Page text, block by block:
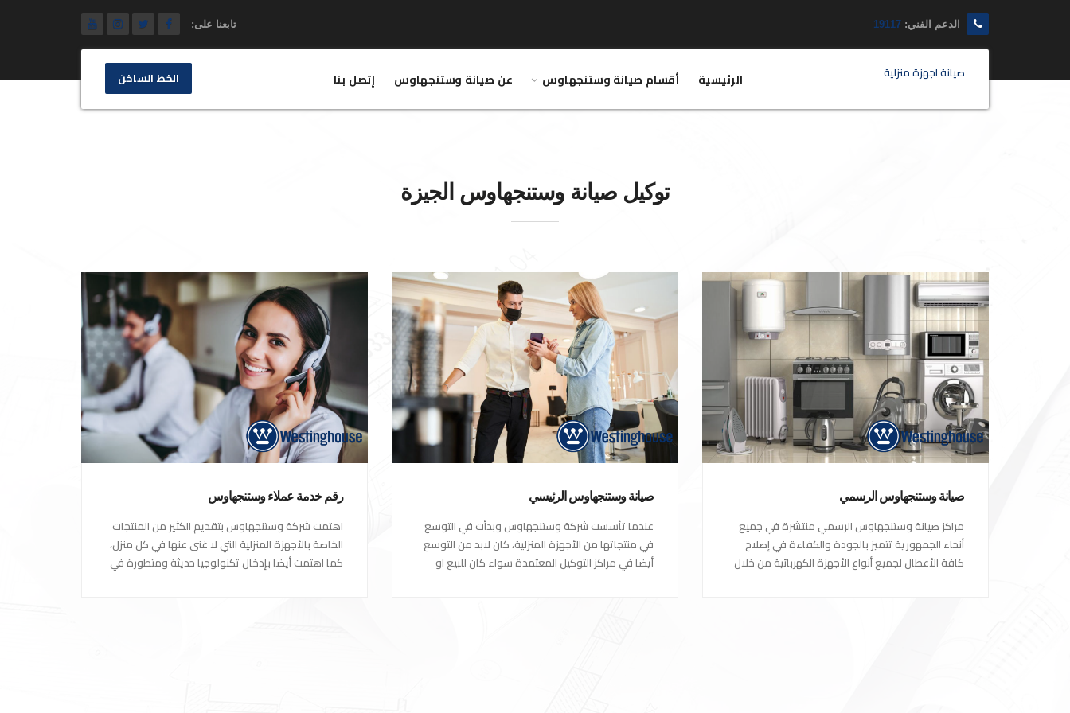
الدعم الفني: 19117 تابعنا على:
صيانة اجهزة منزلية الرئيسية أقسام صيانة وستنجهاوس عن صيانة وستنجهاوس إتصل بنا الخط الساخن
توكيل صيانة وستنجهاوس الجيزة
صيانة وستنجهاوس الرسمي
مراكز صيانة وستنجهاوس الرسمي منتشرة في جميع
أنحاء الجمهورية تتميز بالجودة والكفاءة في إصلاح
كافة الأعطال لجميع أنواع الأجهزة الكهربائية من خلال
صيانة وستنجهاوس الرئيسي
عندما تأسست شركة وستنجهاوس وبدأت في التوسع
في منتجاتها من الأجهزة المنزلية، كان لابد من التوسع
أيضا في مراكز التوكيل المعتمدة سواء كان للبيع او
رقم خدمة عملاء وستنجهاوس
اهتمت شركة وستنجهاوس بتقديم الكثير من المنتجات
الخاصة بالأجهزة المنزلية التي لا غنى عنها في كل منزل،
كما اهتمت أيضا بإدخال تكنولوجيا حديثة ومتطورة في